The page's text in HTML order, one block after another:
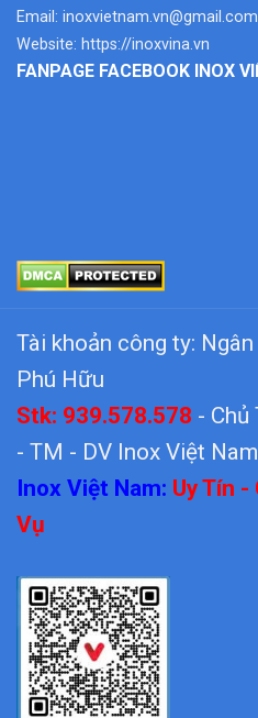
Email: inoxvietnam.vn@gmail.com
Website: https://inoxvina.vn
FANPAGE FACEBOOK INOX
Tài khoản công ty:
Phú Hữu
Stk: 939.578.578 - Chủ
- TM - DV Inox Việt Nam
Inox Việt Nam: Uy Tín
Vụ